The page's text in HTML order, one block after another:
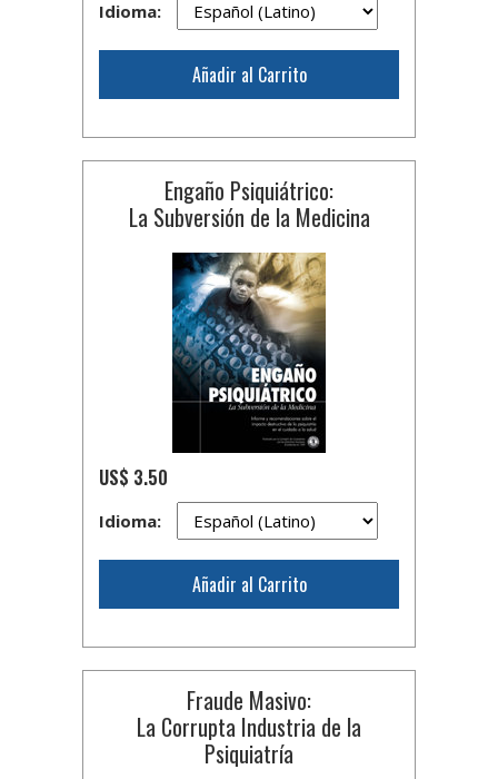
Idioma:
Añadir al Carrito
Engaño Psiquiátrico:
La Subversión de la Medicina
US$ 3.50
Idioma:
Añadir al Carrito
Fraude Masivo:
La Corrupta Industria de la
Psiquiatría